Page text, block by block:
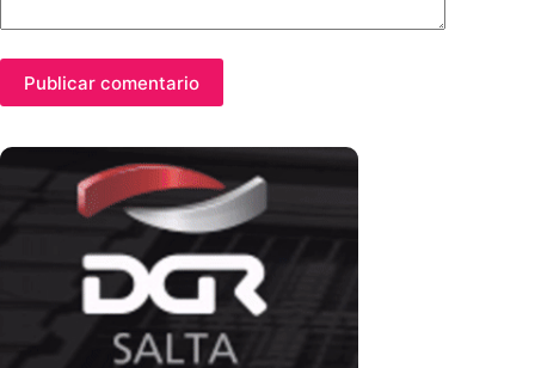
Publicar comentario